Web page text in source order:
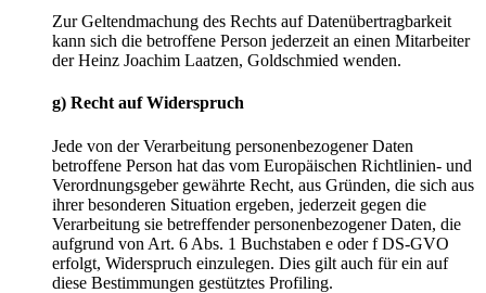
Zur Geltendmachung des Rechts auf Datenübertragbarkeit
kann sich die betroffene Person jederzeit an einen Mitarbeiter
der Heinz Joachim Laatzen, Goldschmied wenden.
g) Recht auf Widerspruch
Jede von der Verarbeitung personenbezogener Daten
betroffene Person hat das vom Europäischen Richtlinien- und
Verordnungsgeber gewährte Recht, aus Gründen, die sich aus
ihrer besonderen Situation ergeben, jederzeit gegen die
Verarbeitung sie betreffender personenbezogener Daten, die
aufgrund von Art. 6 Abs. 1 Buchstaben e oder f DS-GVO
erfolgt, Widerspruch einzulegen. Dies gilt auch für ein auf
diese Bestimmungen gestütztes Profiling.